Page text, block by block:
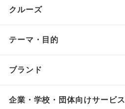
クルーズ
テーマ・目的
ブランド
企業・学校・団体向けサービス